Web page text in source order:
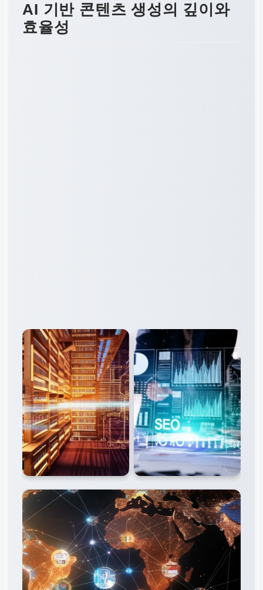
AI 기반 콘텐츠 생성의 깊이와
효율성